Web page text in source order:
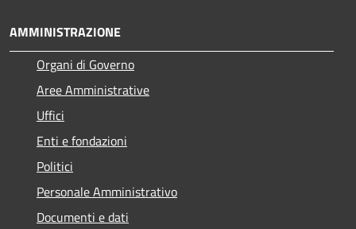
AMMINISTRAZIONE
Organi di Governo
Aree Amministrative
Uffici
Enti e fondazioni
Politici
Personale Amministrativo
Documenti e dati